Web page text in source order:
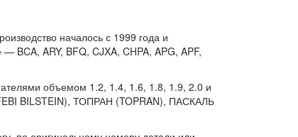
началось с 1999 года и
BCA, ARY, BFQ, CJXA, CHPA, APG, APF,
объемом 1.2, 1.4, 1.6, 1.8, 1.9, 2.0 и
BILSTEIN), ТОПРАН (TOPRAN), ПАСКАЛЬ